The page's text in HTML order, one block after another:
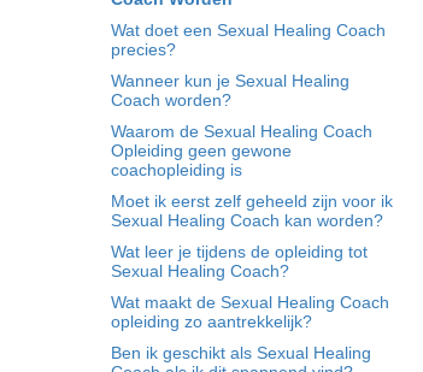
Wat doet een Sexual Healing Coach
precies?
Wanneer kun je Sexual Healing
Coach worden?
Waarom de Sexual Healing Coach
Opleiding geen gewone
coachopleiding is
Moet ik eerst zelf geheeld zijn voor ik
Sexual Healing Coach kan worden?
Wat leer je tijdens de opleiding tot
Sexual Healing Coach?
Wat maakt de Sexual Healing Coach
opleiding zo aantrekkelijk?
Ben ik geschikt als Sexual Healing